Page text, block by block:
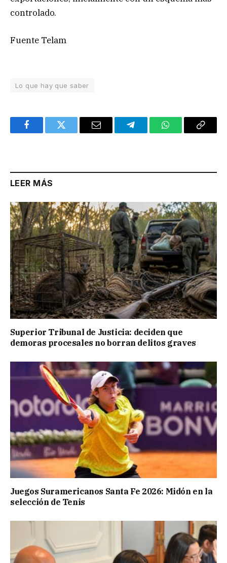
controlado.
Fuente Telam
Lo que hay que saber
FacebookTwitter Email TelegramWhatsAppCopy
LEER MÁS
Superior Tribunal de Justicia: deciden que
demoras procesales no borran delitos graves
Juegos Suramericanos Santa Fe 2026: Midón en la
selección de Tenis